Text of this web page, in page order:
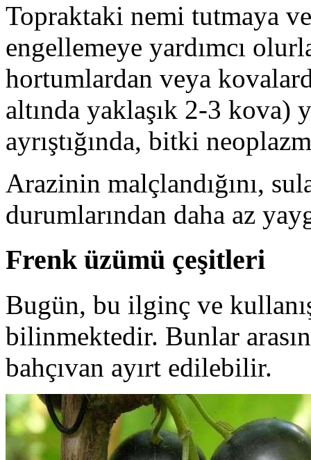
Topraktaki nemi tutmaya
engellemeye yardımcı
hortumlardan veya
altında yaklaşık 2-3 kova)
ayrıştığında, bitki
Arazinin malçlandığını,
durumlarından daha az
Frenk üzümü çeşitleri
Bugün, bu ilginç ve
bilinmektedir. Bunlar
bahçıvan ayırt edilebilir.